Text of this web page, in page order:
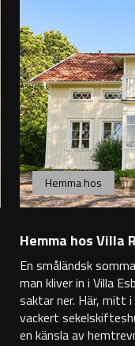
Hemma hos
Hemma hos Villa
En småländsk
man kliver in i Villa
saktar ner. Här, mitt
vackert
en känsla av